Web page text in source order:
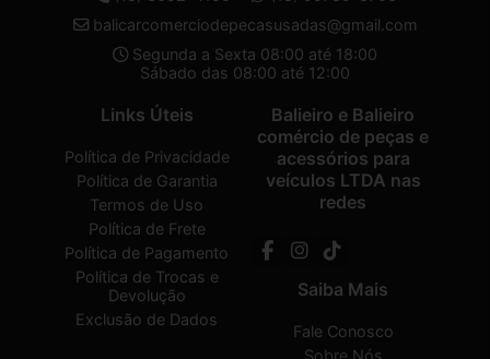
balicarcomerciodepecasusadas@gmail.com
Segunda a Sexta 08:00 até 18:00
Sábado das 08:00 até 12:00
Links Úteis
Política de Privacidade
Política de Garantia
Termos de Uso
Política de Frete
Política de Pagamento
Política de Trocas e
Devolução
Exclusão de Dados
Balieiro e Balieiro
comércio de peças e
acessórios para
veículos LTDA nas
redes
Saiba Mais
Fale Conosco